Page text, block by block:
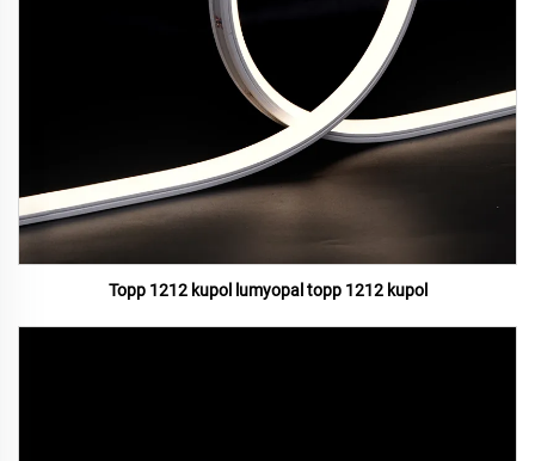
Topp 1212 kupol lumyopal topp 1212 kupol